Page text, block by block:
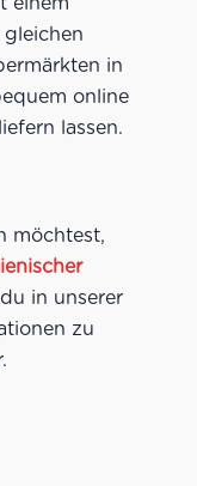
gleichen
in
online
lassen.
möchtest,
in unserer
zu